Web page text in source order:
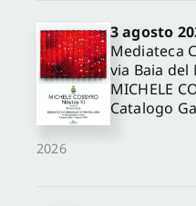
2026
3 agosto
Mediateca
via Baia
MICHELE
Catalogo